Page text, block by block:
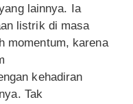
lainnya. Ia
listrik di masa
momentum, karena
kehadiran
Tak